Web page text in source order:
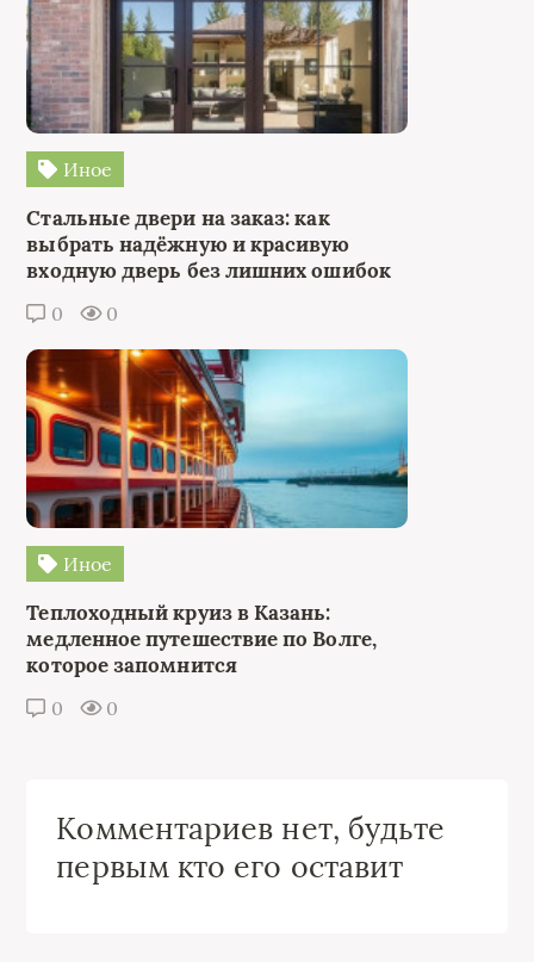
Иное
Стальные двери на заказ: как
выбрать надёжную и красивую
входную дверь без лишних ошибок
0 0
Иное
Теплоходный круиз в Казань:
медленное путешествие по Волге,
которое запомнится
0 0
Комментариев нет, будьте
первым кто его оставит